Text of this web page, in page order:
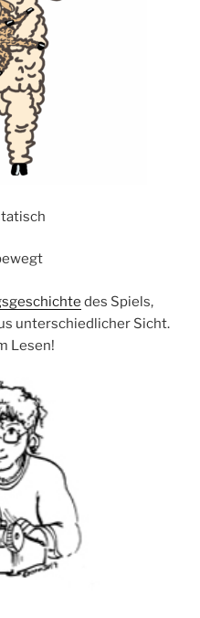
des Spiels,
unterschiedlicher Sicht.
Lesen!